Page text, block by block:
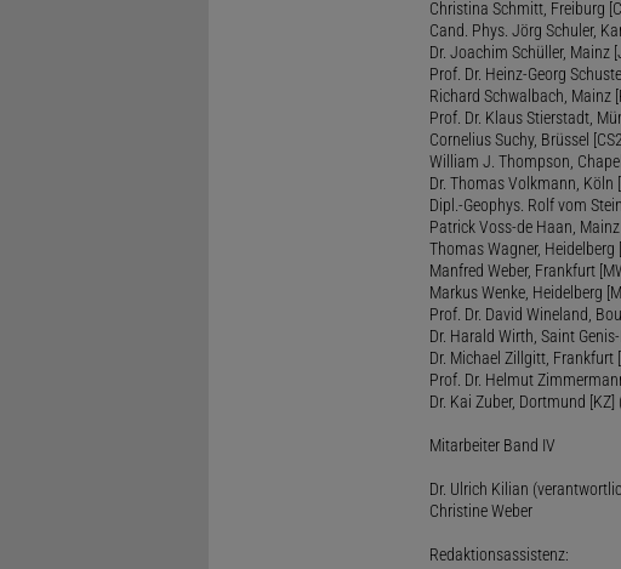
Christina Schmitt, Freiburg
Cand. Phys. Jörg Schuler,
Dr. Joachim Schüller, Mainz
Prof. Dr. Heinz-Georg
Richard Schwalbach, Mainz
Prof. Dr. Klaus Stierstadt,
Cornelius Suchy, Brüssel
William J. Thompson,
Dr. Thomas Volkmann, Köln
Dipl.-Geophys. Rolf vom
Patrick Voss-de Haan,
Thomas Wagner,
Manfred Weber, Frankfurt
Markus Wenke, Heidelberg
Prof. Dr. David Wineland,
Dr. Harald Wirth, Saint
Dr. Michael Zillgitt, Frankfurt
Prof. Dr. Helmut
Dr. Kai Zuber, Dortmund [KZ]
Mitarbeiter Band IV
Dr. Ulrich Kilian
Christine Weber
Redaktionsassistenz: